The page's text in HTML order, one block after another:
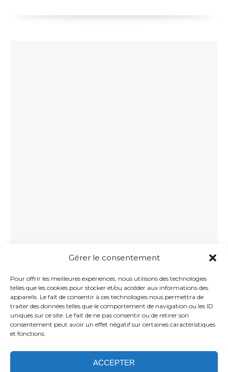
Gérer le consentement
Pour offrir les meilleures expériences, nous utilisons des technologies
telles que les cookies pour stocker et/ou accéder aux informations des
appareils. Le fait de consentir à ces technologies nous permettra de
traiter des données telles que le comportement de navigation ou les ID
uniques sur ce site. Le fait de ne pas consentir ou de retirer son
consentement peut avoir un effet négatif sur certaines caractéristiques
et fonctions.
ACCEPTER
PRENDRE RDV
23 avenue de l’Europe
17500 St Germain de Lusignan
05 46 48 00 20
Politique de confidentialité